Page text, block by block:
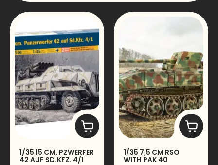
1/35 15 CM. PZWERFER
42 AUF SD.KFZ. 4/1
1/35 7,5 CM RSO
WITH PAK 40